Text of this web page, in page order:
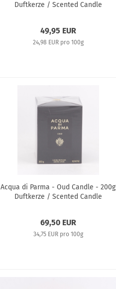
Duftkerze / Scented Candle
49,95 EUR
24,98 EUR pro 100g
Acqua di Parma - Oud Candle - 200g
Duftkerze / Scented Candle
69,50 EUR
34,75 EUR pro 100g